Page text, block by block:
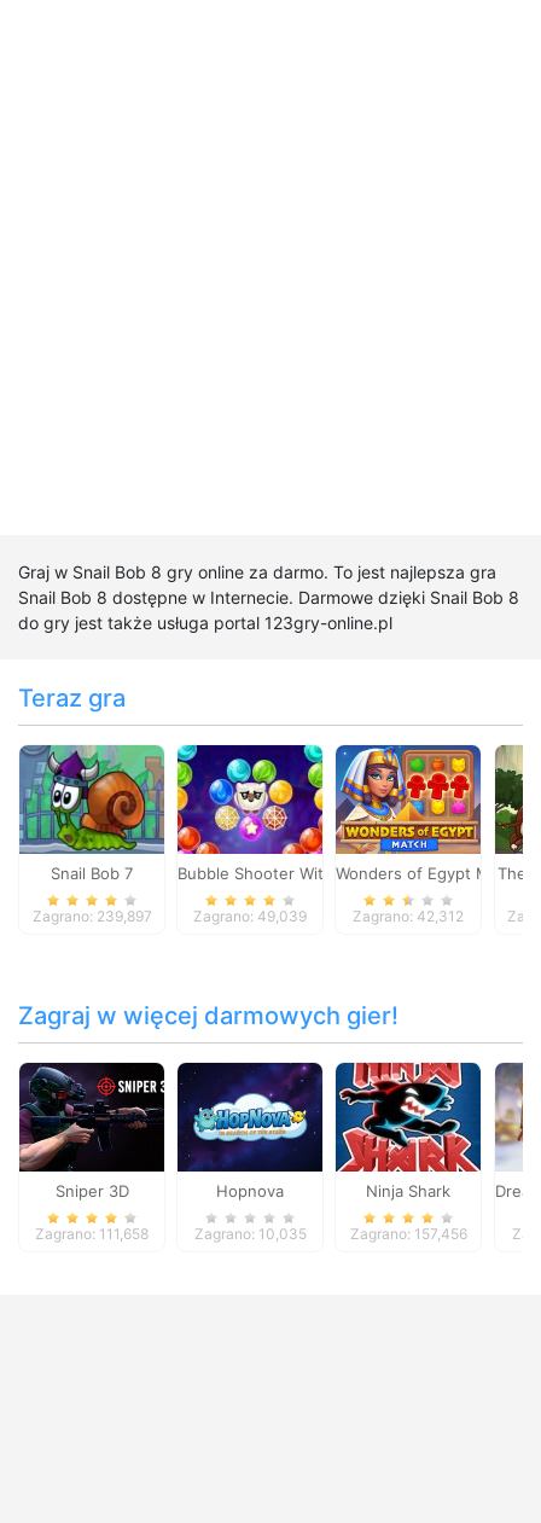
Graj w Snail Bob 8 gry online za darmo. To jest najlepsza gra
Snail Bob 8 dostępne w Internecie. Darmowe dzięki Snail Bob 8
do gry jest także usługa portal 123gry-online.pl
Teraz gra
Snail Bob 7
Zagrano: 239,897
Bubble Shooter Witch Tower
Zagrano: 49,039
Wonders of Egypt Match
Zagrano: 42,312
The
Zagraj w więcej darmowych gier!
Sniper 3D
Zagrano: 111,658
Hopnova
Zagrano: 10,035
Ninja Shark
Zagrano: 157,456